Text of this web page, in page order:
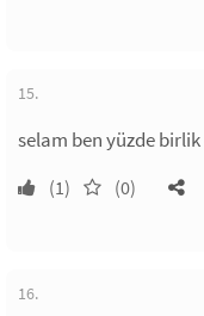
15.
selam ben yüzde
(1) (0)
16.